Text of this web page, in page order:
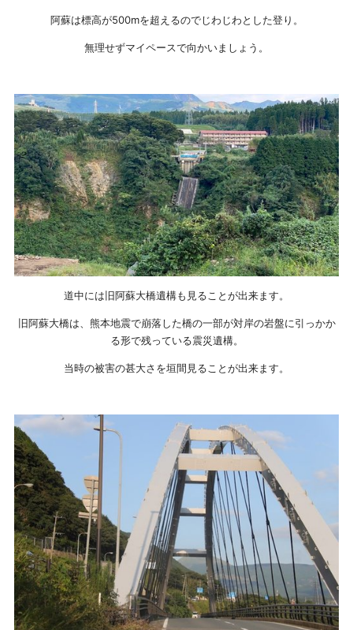
阿蘇は標高が500mを超えるのでじわじわとした登り。
無理せずマイペースで向かいましょう。
道中には旧阿蘇大橋遺構も見ることが出来ます。
旧阿蘇大橋は、熊本地震で崩落した橋の一部が対岸の岩盤に引っかか
る形で残っている震災遺構。
当時の被害の甚大さを垣間見ることが出来ます。